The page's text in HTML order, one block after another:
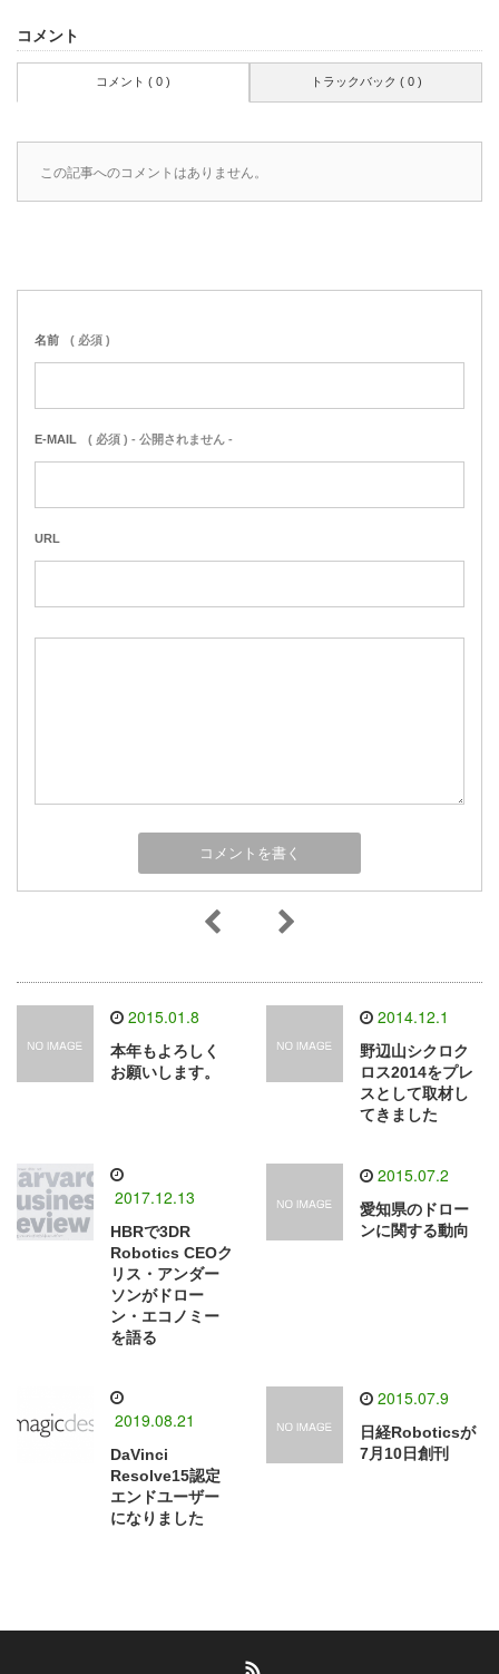
コメント
コメント ( 0 ) トラックバック ( 0 )
この記事へのコメントはありません。
名前 ( 必須 )
E-MAIL ( 必須 ) - 公開されません -
URL
2015.01.8
本年もよろしく
お願いします。
2014.12.1
野辺山シクロク
ロス2014をプレ
スとして取材し
てきました
2017.12.13
HBRで3DR
Robotics CEOク
リス・アンダー
ソンがドロー
ン・エコノミー
を語る
2015.07.2
愛知県のドロー
ンに関する動向
2019.08.21
DaVinci
Resolve15認定
エンドユーザー
になりました
2015.07.9
日経Roboticsが
7月10日創刊